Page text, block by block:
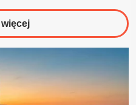
o
Marketing
deweloperów
i
projektów